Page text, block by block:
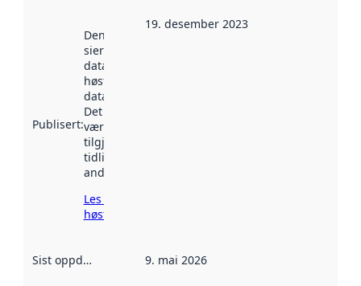
Publisert:
Denne datoen
sier når
datasettet ble
høstet av
data.norge.no.
Det kan ha
vært
tilgjengelig
tidligere
andre steder.
Les mer om
høsting her
19. desember 2023
Sist oppdatert 9. mai 2026